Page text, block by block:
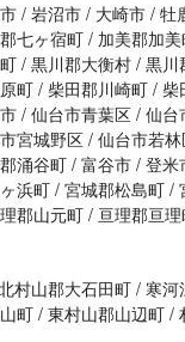
岩沼市 大崎市 牡
七ヶ宿町 加美郡加
黒川郡大衡村 黒川
町 柴田郡川崎町
柴
仙台市青葉区 仙台
宮城野区 仙台市若
涌谷町 富谷市 登米
浜町 宮城郡松島町
郡山元町
亘理郡亘
村山郡大石田町 寒河
町 東村山郡山辺町